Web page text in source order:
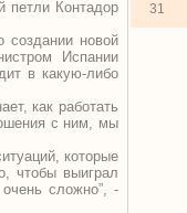
петли Контадор
создании новой
Испании
в какую-либо
как работать
с ним, мы
которые
чтобы выиграл
сложно”, -
31